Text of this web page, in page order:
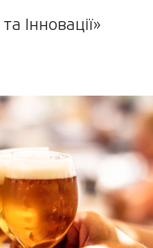
Інновації»